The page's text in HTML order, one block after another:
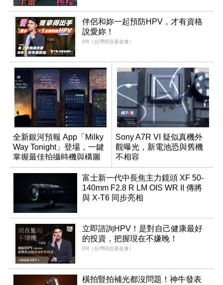
伴侶和妳一起預防HPV，才有資格
說愛妳！
PR（台灣癌症基金會）
全新銀河預報 App「Milky
Way Tonight」登場，一鍵
掌握最佳拍攝時機與構圖
Sony A7R VI 疑似真機外
觀曝光，新電池恐與舊機
不相容
富士新一代中長焦主力鏡頭 XF 50-
140mm F2.8 R LM OIS WR II 傳將
與 X-T6 同步亮相
立即諮詢HPV！是對自己健康最好
的投資，把握現在不嫌晚！
PR（台灣癌症基金會）
橫拍豎拍補光都沒問題！神牛發表